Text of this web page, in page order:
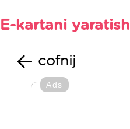
E-kartani yaratish
cofnij
Ads